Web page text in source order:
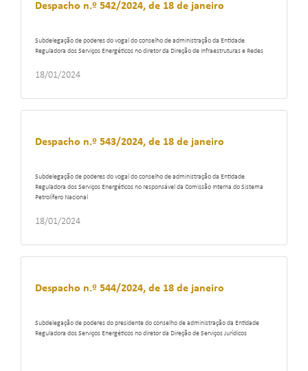
Despacho n.º 542/2024, de 18 de janeiro
Subdelegação de poderes do vogal do conselho de administração da Entidade
Reguladora dos Serviços Energéticos no diretor da Direção de Infraestruturas e Redes
18/01/2024
Despacho n.º 543/2024, de 18 de janeiro
Subdelegação de poderes do vogal do conselho de administração da Entidade
Reguladora dos Serviços Energéticos no responsável da Comissão Interna do Sistema
Petrolífero Nacional
18/01/2024
Despacho n.º 544/2024, de 18 de janeiro
Subdelegação de poderes do presidente do conselho de administração da Entidade
Reguladora dos Serviços Energéticos no diretor da Direção de Serviços Jurídicos